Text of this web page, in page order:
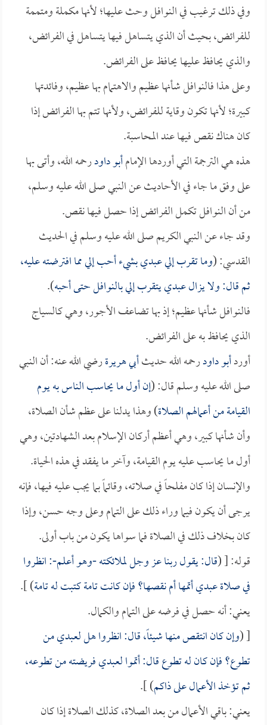
وفي ذلك ترغيب في النوافل وحث عليها؛ لأنها مكملة ومتممة
للفرائض، بحيث أن الذي يتساهل فيها يتساهل في الفرائض،
والذي يحافظ عليها يحافظ على الفرائض.
وعلى هذا فالنوافل شأنها عظيم والاهتمام بها عظيم، وفائدتها
كبيرة؛ لأنها تكون وقاية للفرائض، ولأنها تتم بها الفرائض إذا
كان هناك نقص فيها عند المحاسبة.
هذه هي الترجمة التي أوردها الإمامأبو داودرحمه الله، وأتى بها
على وفق ما جاء في الأحاديث عن النبي صلى الله عليه وسلم،
من أن النوافل تكمل الفرائض إذا حصل فيها نقص.
وقد جاء عن النبي الكريم صلى الله عليه وسلم في الحديث
القدسي: (وما تقرب إلي عبدي بشيء أحب إلي مما افترضته عليه،
ثم قال: ولا يزال عبدي يتقرب إلي بالنوافل حتى أحبه).
فالنوافل شأنها عظيم؛ إذ بها تضاعف الأجور، وهي كالسياج
الذي يحافظ به على الفرائض.
أوردأبو داودرحمه الله حديثأبي هريرةرضي الله عنه: أن النبي
صلى الله عليه وسلم قال: (إن أول ما يحاسب الناس به يوم
القيامة من أعمالهم الصلاة) وهذا يدلنا على عظم شأن الصلاة،
وأن شأنها كبير، وهي أعظم أركان الإسلام بعد الشهادتين، وهي
أول ما يحاسب عليه يوم القيامة، وآخر ما يفقد في هذه الحياة.
والإنسان إذا كان مفلحاً في صلاته، وقائماً بما يجب عليه فيها، فإنه
يرجى أن يكون فيما وراء ذلك على التمام وعلى وجه حسن، وإذا
كان بخلاف ذلك في الصلاة فما سواها يكون من باب أولى.
قوله: [ (قال: يقول ربنا عز وجل لملائكته -وهو أعلم-: انظروا
في صلاة عبدي أتمها أم نقصها؟ فإن كانت تامة كتبت له تامة) ].
يعني: أنه حصل في فرضه على التمام والكمال.
[ (وإن كان انتقص منها شيئاً، قال: انظروا هل لعبدي من
تطوع؟ فإن كان له تطوع قال: أتموا لعبدي فريضته من تطوعه،
ثم تؤخذ الأعمال على ذاكم) ].
يعني: باقي الأعمال من بعد الصلاة، كذلك الصلاة إذا كان